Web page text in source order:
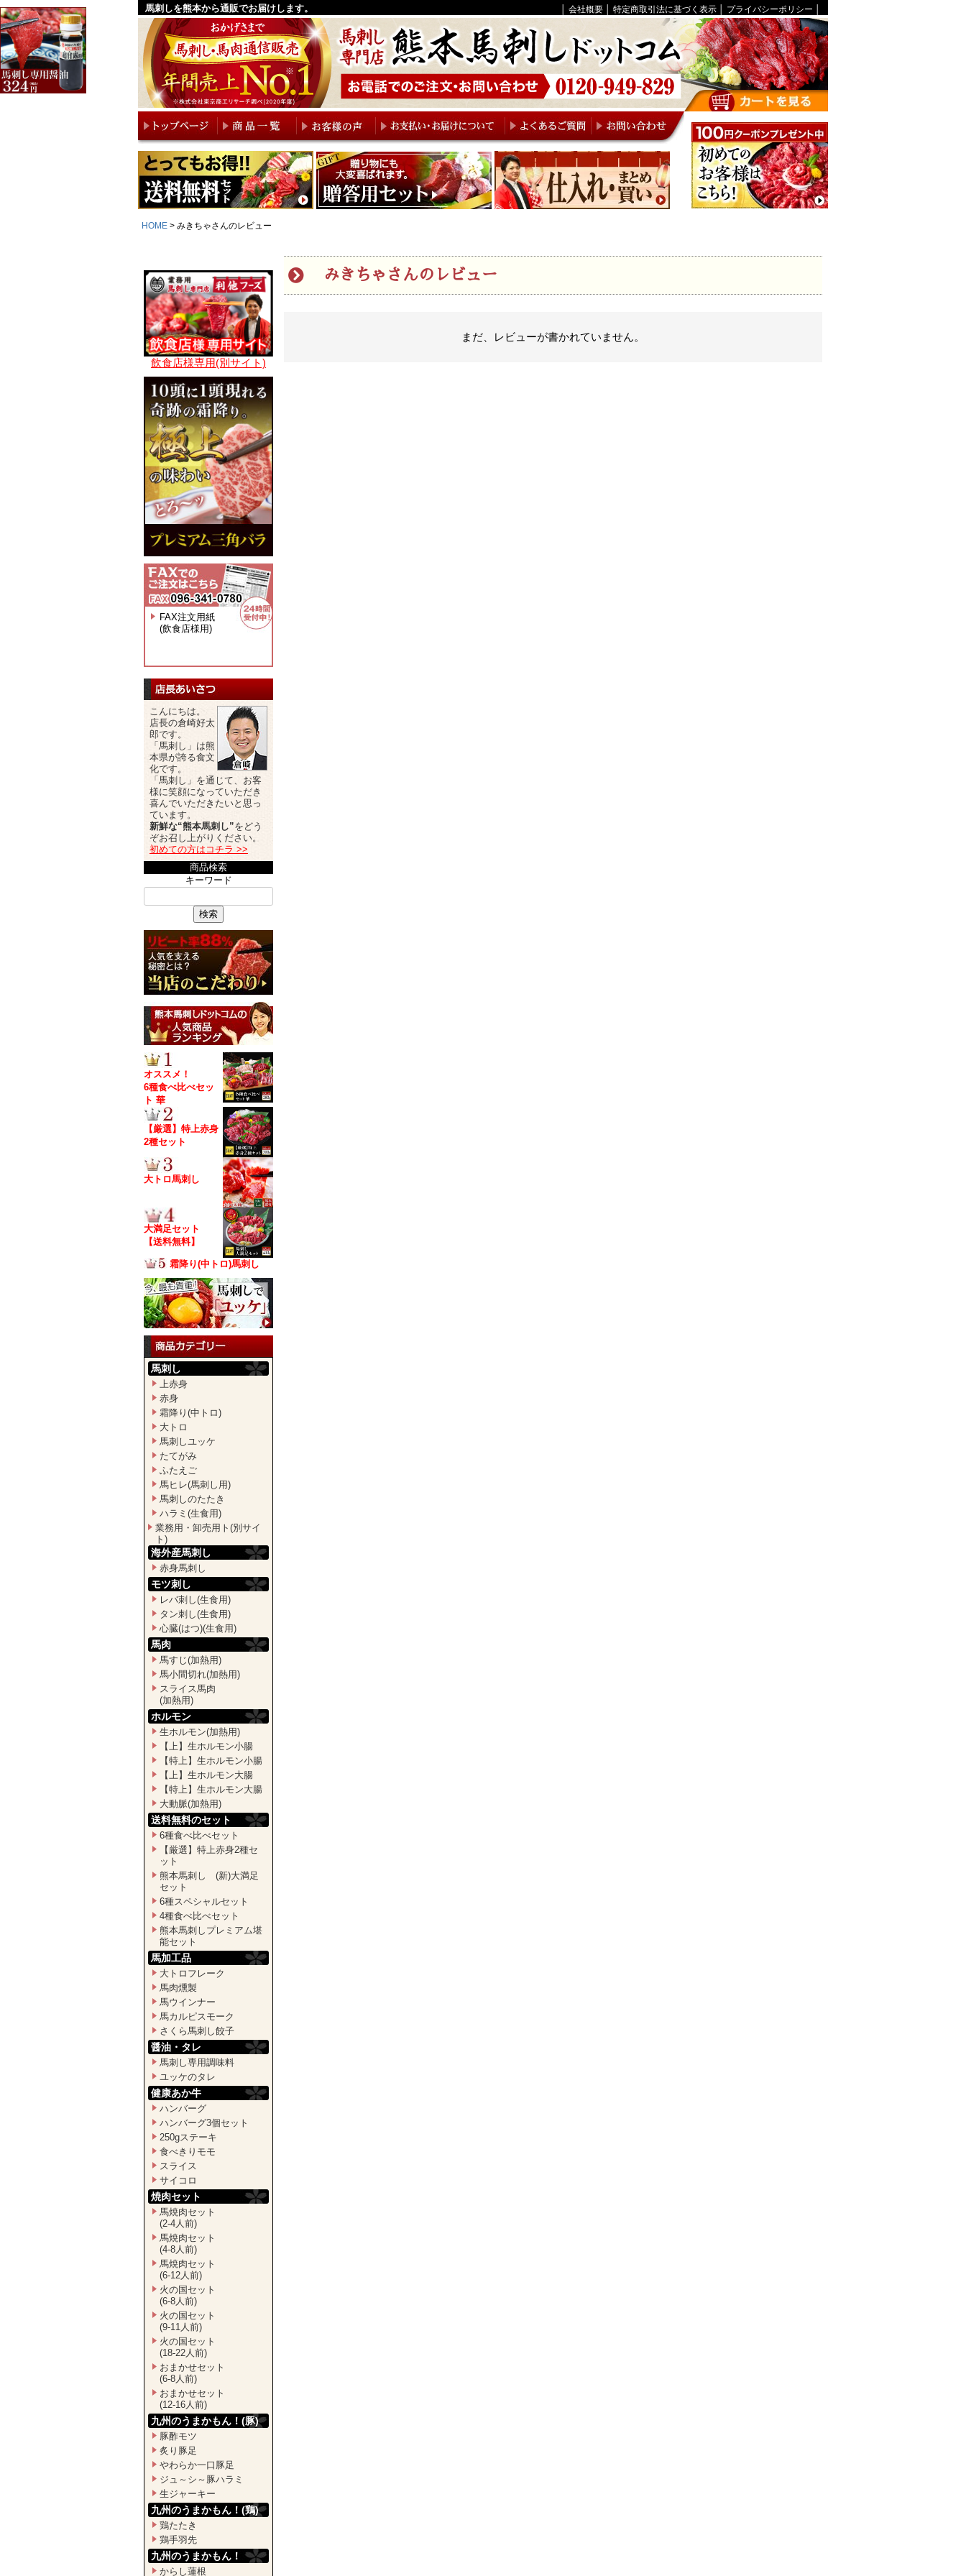
馬刺しを熊本から通販でお届けします。 会社概要 特定商取引法に基づく表示 プライバシーポリシー
HOME みきちゃさんのレビュー
飲食店様専用(別サイト)
FAX注文用紙
(飲食店様用)
こんにちは。
店長の倉崎好太
郎です。
「馬刺し」は熊
本県が誇る食文
化です。
「馬刺し」を通じて、お客
様に笑顔になっていただき
喜んでいただきたいと思っ
ています。
新鮮な“熊本馬刺し”をどう
ぞお召し上がりください。
初めての方はコチラ >>
商品検索
キーワード
検索
オススメ！
6種食べ比べセッ
ト 華
【厳選】特上赤身
2種セット
大トロ馬刺し
大満足セット
【送料無料】
霜降り(中トロ)馬刺し
馬刺し
上赤身
赤身
霜降り(中トロ)
大トロ
馬刺しユッケ
たてがみ
ふたえご
馬ヒレ(馬刺し用)
馬刺しのたたき
ハラミ(生食用)
業務用・卸売用ト(別サイ
ト)
海外産馬刺し
赤身馬刺し
モツ刺し
レバ刺し(生食用)
タン刺し(生食用)
心臓(はつ)(生食用)
馬肉
馬すじ(加熱用)
馬小間切れ(加熱用)
スライス馬肉
(加熱用)
ホルモン
生ホルモン(加熱用)
【上】生ホルモン小腸
【特上】生ホルモン小腸
【上】生ホルモン大腸
【特上】生ホルモン大腸
大動脈(加熱用)
送料無料のセット
6種食べ比べセット
【厳選】特上赤身2種セ
ット
熊本馬刺し (新)大満足
セット
6種スペシャルセット
4種食べ比べセット
熊本馬刺しプレミアム堪
能セット
馬加工品
大トロフレーク
馬肉燻製
馬ウインナー
馬カルピスモーク
さくら馬刺し餃子
醤油・タレ
馬刺し専用調味料
ユッケのタレ
健康あか牛
ハンバーグ
ハンバーグ3個セット
250gステーキ
食べきりモモ
スライス
サイコロ
焼肉セット
馬焼肉セット
(2-4人前)
馬焼肉セット
(4-8人前)
馬焼肉セット
(6-12人前)
火の国セット
(6-8人前)
火の国セット
(9-11人前)
火の国セット
(18-22人前)
おまかせセット
(6-8人前)
おまかせセット
(12-16人前)
九州のうまかもん！(豚)
豚酢モツ
炙り豚足
やわらか一口豚足
ジュ～シ～豚ハラミ
生ジャーキー
九州のうまかもん！(鶏)
鶏たたき
鶏手羽先
九州のうまかもん！
からし蓮根
みきちゃさんのレビュー
まだ、レビューが書かれていません。